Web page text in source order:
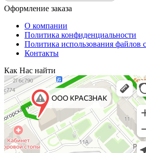
Оформление заказа
О компании
Политика конфиденциальности
Политика использования файлов
Контакты
Как Нас найти